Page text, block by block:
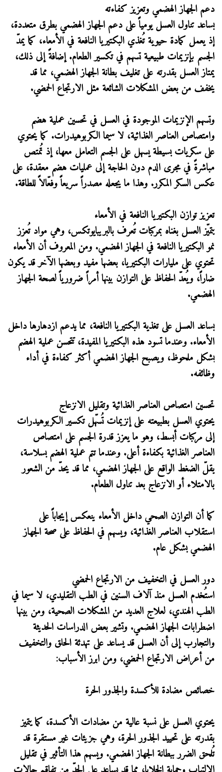
دعم الجهاز الهضمي وتعزيز كفاءته
يساعد تناول العسل يومياً على دعم الجهاز الهضمي بطرق متعددة،
إذ يعمل كمادة حيوية تُغذي البكتيريا النافعة في الأمعاء، كما يمدّ
الجسم بإنزيمات طبيعية تسهم في تكسير الطعام. إضافةً إلى ذلك،
يمتاز العسل بقدرته على تغليف بطانة الجهاز الهضمي، مما قد
يخفف من بعض المشكلات الشائعة مثل الارتجاع الحمضي.
وتسهم الإنزيمات الموجودة في العسل في تحسين عملية هضم
وامتصاص العناصر الغذائية، لا سيما الكربوهيدرات. كما يحتوي
على سكريات بسيطة يسهل على الجسم التعامل معها، إذ تُمتص
مباشرةً في مجرى الدم دون الحاجة إلى عمليات هضم معقدة، على
عكس السكر المكرر. وهذا ما يجعله مصدراً سريعاً وفعّالاً للطاقة.
تعزيز توازن البكتيريا النافعة في الأمعاء
يتميّز العسل بغناه بمركبات تُعرف بالبريبايوتكس، وهي مواد تُعزز
نمو البكتيريا النافعة في الجهاز الهضمي. ومن المعروف أن الأمعاء
تحتوي على مليارات البكتيريا، بعضها مفيد وبعضها الآخر قد يكون
ضاراً، ويُعدّ الحفاظ على التوازن بينها أمراً ضرورياً لصحة الجهاز
الهضمي.
يساعد العسل على تغذية البكتيريا النافعة، مما يدعم ازدهارها داخل
الأمعاء. وعندما تسود هذه البكتيريا المفيدة، تتحسن عملية الهضم
بشكل ملحوظ، ويصبح الجهاز الهضمي أكثر كفاءة في أداء
وظائفه.
تحسين امتصاص العناصر الغذائية وتقليل الانزعاج
يحتوي العسل بطبيعته على إنزيمات تُسهّل تكسير الكربوهيدرات
إلى مركبات أبسط، وهو ما يعزز قدرة الجسم على امتصاص
العناصر الغذائية بكفاءة أعلى. وعندما تتم عملية الهضم بسلاسة،
يقلّ الضغط الواقع على الجهاز الهضمي، مما قد يحدّ من الشعور
بالامتلاء أو الانزعاج بعد تناول الطعام.
كما أن التوازن الصحي داخل الأمعاء ينعكس إيجاباً على
استقلاب العناصر الغذائية، ويسهم في الحفاظ على صحة الجهاز
الهضمي بشكل عام.
دور العسل في التخفيف من الارتجاع الحمضي
استُخدم العسل منذ آلاف السنين في الطب التقليدي، لا سيما في
الطب الهندي، لعلاج العديد من المشكلات الصحية، ومن بينها
اضطرابات الجهاز الهضمي. وتشير بعض الدراسات الحديثة
والتجارب إلى أن العسل قد يساعد على تهدئة الحلق والتخفيف
من أعراض الارتجاع الحمضي، ومن ابرز الأسباب:
خصائص مضادة للأكسدة والجذور الحرة
يحتوي العسل على نسبة عالية من مضادات الأكسدة، كما يتميز
بقدرته على تحييد الجذور الحرة، وهي جزيئات غير مستقرة قد
تُلحق الضرر ببطانة الجهاز الهضمي. ويسهم هذا التأثير في تقليل